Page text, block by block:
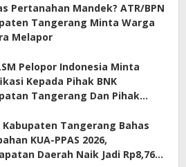
Pertanahan Mandek? ATR/BPN
Tangerang Minta Warga
Melapor
Pelopor Indonesia Minta
Kepada Pihak BNK
Tangerang Dan Pihak
Sewa Kamar Per Jam
Kabupaten Tangerang Bahas
KUA-PPAS 2026,
Daerah Naik Jadi Rp8,76